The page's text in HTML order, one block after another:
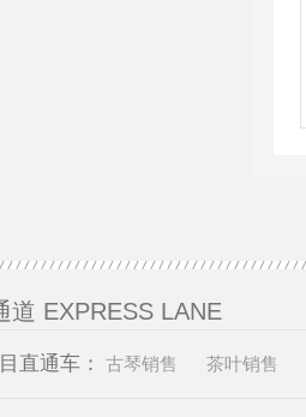
道 EXPRESS LANE
直通车： 古琴销售 茶叶销售